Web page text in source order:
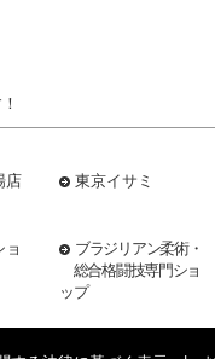
店 東京イサミ
ョ
ブラジリアン柔術・
総合格闘技専門ショ
ップ